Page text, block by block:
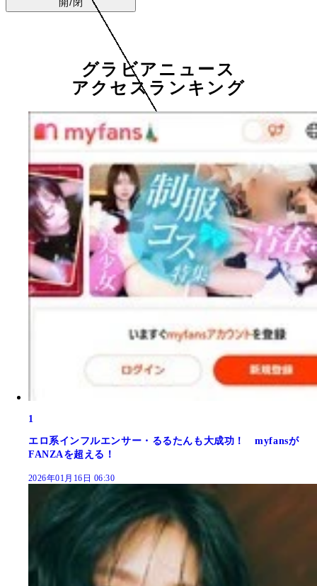
開/閉
グラビアニュース
アクセスランキング
1
エロ系インフルエンサー・るるたんも大成功！ myfansが
FANZAを超える！
2026年01月16日 06:30